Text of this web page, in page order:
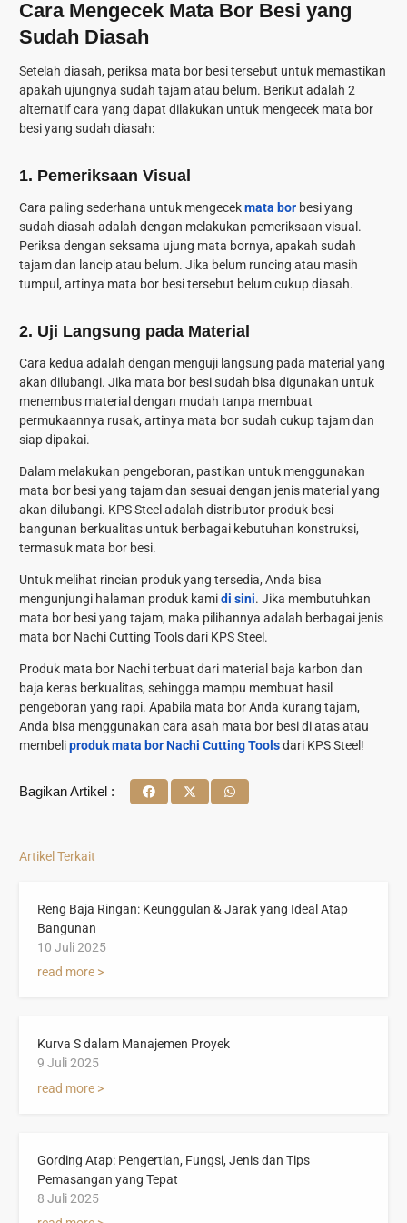
Cara Mengecek Mata Bor Besi yang
Sudah Diasah
Setelah diasah, periksa mata bor besi tersebut untuk memastikan
apakah ujungnya sudah tajam atau belum. Berikut adalah 2
alternatif cara yang dapat dilakukan untuk mengecek mata bor
besi yang sudah diasah:
1. Pemeriksaan Visual
Cara paling sederhana untuk mengecekmata bor besi yang
sudah diasah adalah dengan melakukan pemeriksaan visual.
Periksa dengan seksama ujung mata bornya, apakah sudah
tajam dan lancip atau belum. Jika belum runcing atau masih
tumpul, artinya mata bor besi tersebut belum cukup diasah.
2. Uji Langsung pada Material
Cara kedua adalah dengan menguji langsung pada material yang
akan dilubangi. Jika mata bor besi sudah bisa digunakan untuk
menembus material dengan mudah tanpa membuat
permukaannya rusak, artinya mata bor sudah cukup tajam dan
siap dipakai.
Dalam melakukan pengeboran, pastikan untuk menggunakan
mata bor besi yang tajam dan sesuai dengan jenis material yang
akan dilubangi. KPS Steel adalah distributor produk besi
bangunan berkualitas untuk berbagai kebutuhan konstruksi,
termasuk mata bor besi.
Untuk melihat rincian produk yang tersedia, Anda bisa
mengunjungi halaman produk kamidi sini. Jika membutuhkan
mata bor besi yang tajam, maka pilihannya adalah berbagai jenis
mata bor Nachi Cutting Tools dari KPS Steel.
Produk mata bor Nachi terbuat dari material baja karbon dan
baja keras berkualitas, sehingga mampu membuat hasil
pengeboran yang rapi. Apabila mata bor Anda kurang tajam,
Anda bisa menggunakan cara asah mata bor besidi atas atau
membeliproduk mata bor Nachi Cutting Toolsdari KPS Steel!
Bagikan Artikel :
Artikel Terkait
Reng Baja Ringan: Keunggulan & Jarak yang Ideal Atap
Bangunan
10 Juli 2025
read more >
Kurva S dalam Manajemen Proyek
9 Juli 2025
read more >
Gording Atap: Pengertian, Fungsi, Jenis dan Tips
Pemasangan yang Tepat
8 Juli 2025